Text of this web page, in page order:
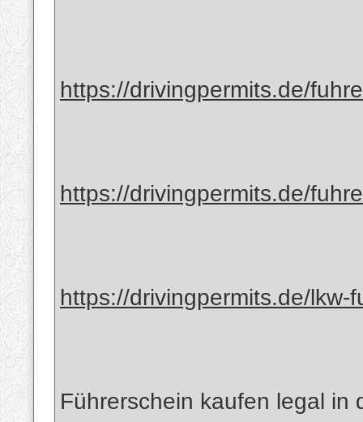
https://drivingpermits.de/
https://drivingpermits.de/
https://drivingpermits.de/lkw-
Führerschein kaufen legal in